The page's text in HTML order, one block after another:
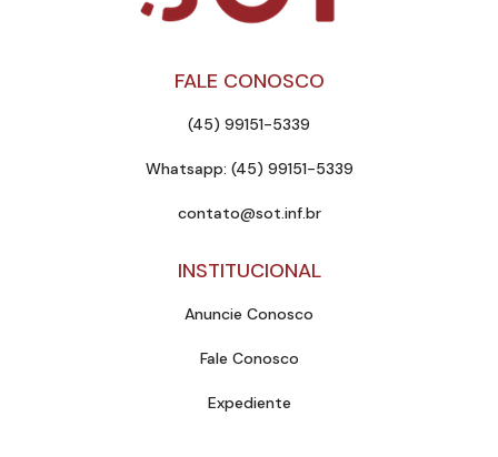
FALE CONOSCO
(45) 99151-5339
Whatsapp: (45) 99151-5339
contato@sot.inf.br
INSTITUCIONAL
Anuncie Conosco
Fale Conosco
Expediente